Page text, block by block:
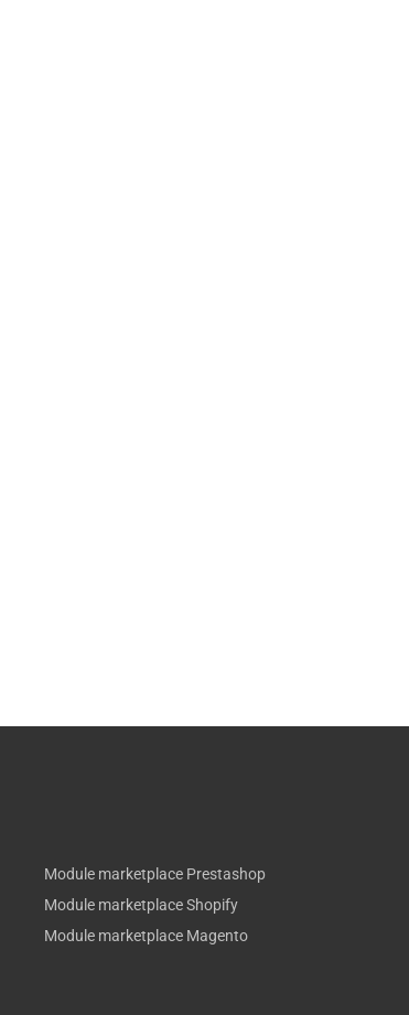
Module marketplace Prestashop
Module marketplace Shopify
Module marketplace Magento